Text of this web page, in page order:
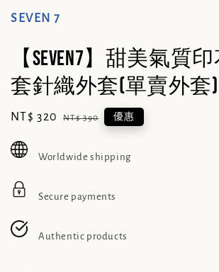
SEVEN 7
【SEVEN7】甜美氣質
套針織外套(單賣外套)
Sale
NT$ 320 Regular
NT$ 390 優惠
Worldwide shipping
Secure payments
Authentic products